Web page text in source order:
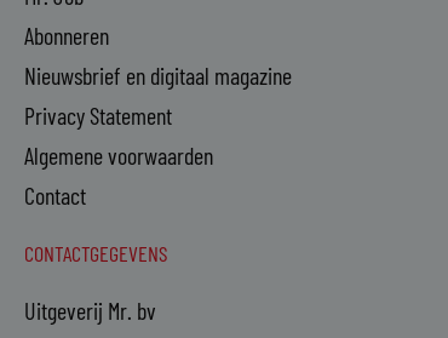
Abonneren
Nieuwsbrief en digitaal magazine
Privacy Statement
Algemene voorwaarden
Contact
CONTACTGEGEVENS
Uitgeverij Mr. bv